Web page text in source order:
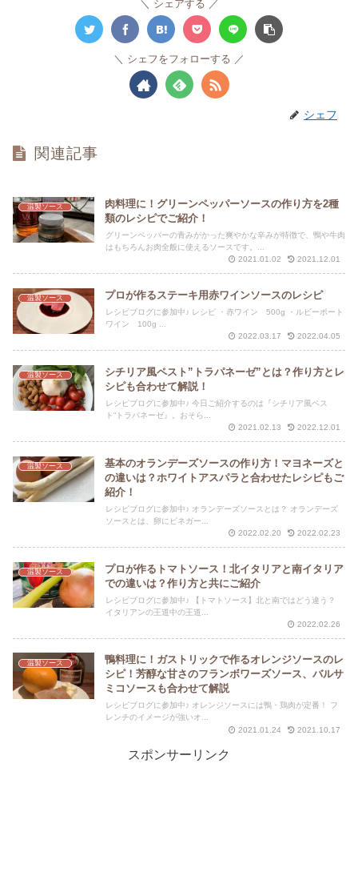
シェアする
シェフをフォローする
シェフ
関連記事
温製ソース
肉料理に！グリーンペッパーソースの作り方を2種
類のレシピでご紹介！
グリーンペッパーの青みがかった爽やかな辛みが特徴で、鴨や牛肉
はもちろんお肉全般に使えるソースです。...
2021.01.02
2021.12.01
温製ソース プロが作るステーキ用赤ワインソースのレシピ
レシピブログに参加中♪ レシピ ・赤ワイン 500g ・ルビーポート
ワイン 100g ...
2022.03.17
2022.04.05
温製ソース
シチリア風ペスト”トラパネーゼ”とは？作り方とレ
シピも合わせて解説！
レシピブログに参加中♪ 今日ご紹介するのは『シチリア風ペス
ト“トラパネーゼ』。おそら...
2021.02.13
2022.12.01
温製ソース
基本のオランデーズソースの作り方！マヨネーズと
の違いは？ホワイトアスパラと合わせたレシピもご
紹介！
レシピブログに参加中♪ オランデーズソースとは？ オランデーズ
ソースとは、卵にビネガー...
2022.02.20
2022.02.23
温製ソース
プロが作るトマトソース！北イタリアと南イタリア
での違いは？作り方と共にご紹介
レシピブログに参加中♪ 【トマトソース】北と南ではどう違う？
イタリアンの王道中の王道...
2022.02.26
温製ソース
鴨料理に！ガストリックで作るオレンジソースのレ
シピ！芳醇な甘さのフランボワーズソース、バルサ
ミコソースも合わせて解説
レシピブログに参加中♪ オレンジソースには鴨・鶏肉が定番！ フ
レンチのイメージが強いオ...
2021.01.24
2021.10.17
スポンサーリンク